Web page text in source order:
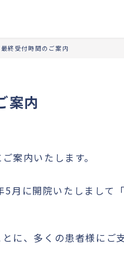
最終受付時間のご案内
案内
案内いたします。
に開院いたしまして「
に、多くの患者様に